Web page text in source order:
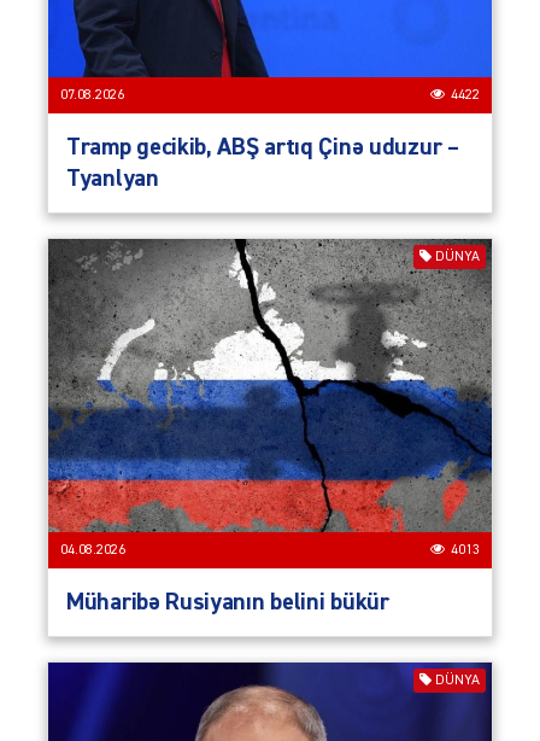
07.08.2026 4422
Tramp gecikib, ABŞ artıq Çinə uduzur –
Tyanlyan
DÜNYA
04.08.2026 4013
Müharibə Rusiyanın belini bükür
DÜNYA